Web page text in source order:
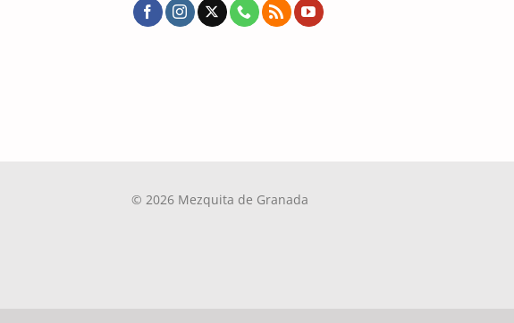
© 2026 Mezquita de Granada